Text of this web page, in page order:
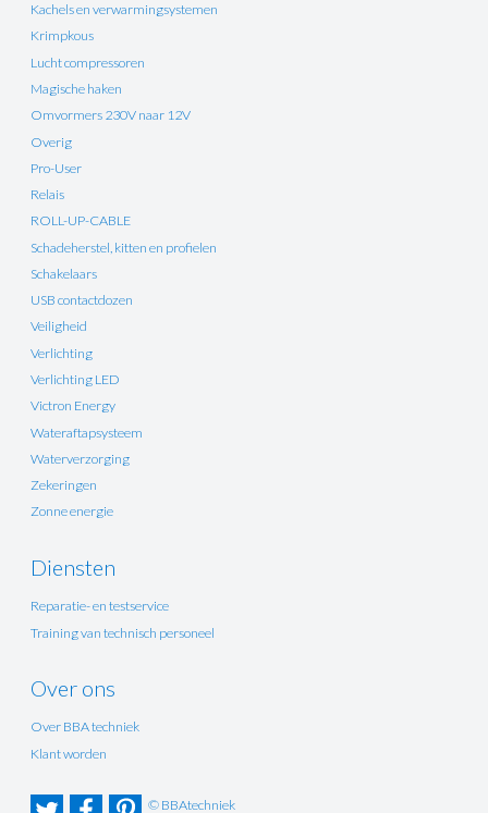
Kachels en verwarmingsystemen
Krimpkous
Lucht compressoren
Magische haken
Omvormers 230V naar 12V
Overig
Pro-User
Relais
ROLL-UP-CABLE
Schadeherstel, kitten en profielen
Schakelaars
USB contactdozen
Veiligheid
Verlichting
Verlichting LED
Victron Energy
Wateraftapsysteem
Waterverzorging
Zekeringen
Zonne energie
Diensten
Reparatie- en testservice
Training van technisch personeel
Over ons
Over BBA techniek
Klant worden
© BBAtechniek